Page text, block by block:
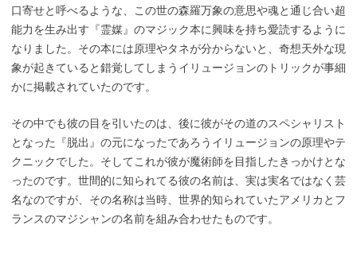
口寄せと呼べるような、この世の森羅万象の意思や魂と通じ合い超
能力を生み出す『霊媒』のマジック本に興味を持ち愛読するように
なりました。その本には原理やタネが分からないと、奇想天外な現
象が起きていると錯覚してしまうイリュージョンのトリックが事細
かに掲載されていたのです。
その中でも彼の目を引いたのは、後に彼がその道のスペシャリスト
となった『脱出』の元になったであろうイリュージョンの原理やテ
クニックでした。そしてこれが彼が魔術師を目指したきっかけとな
ったのです。世間的に知られてる彼の名前は、実は実名ではなく芸
名なのですが、その名称は当時、世界的知られていたアメリカとフ
ランスのマジシャンの名前を組み合わせたものです。